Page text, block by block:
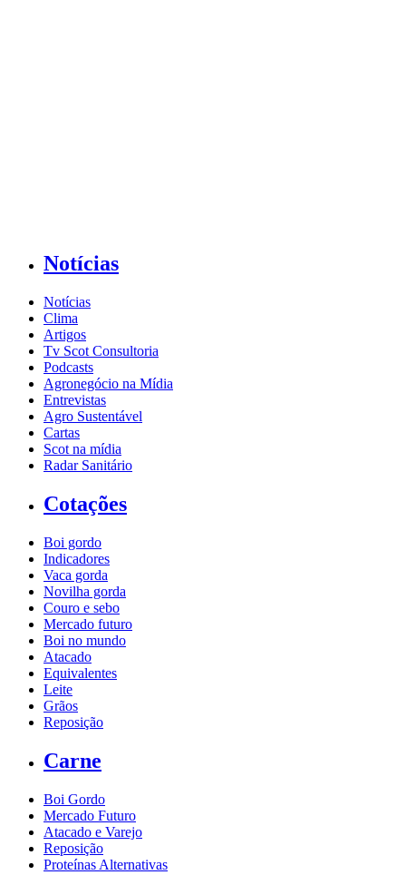
Notícias
Notícias
Clima
Artigos
Tv Scot Consultoria
Podcasts
Agronegócio na Mídia
Entrevistas
Agro Sustentável
Cartas
Scot na mídia
Radar Sanitário
Cotações
Boi gordo
Indicadores
Vaca gorda
Novilha gorda
Couro e sebo
Mercado futuro
Boi no mundo
Atacado
Equivalentes
Leite
Grãos
Reposição
Carne
Boi Gordo
Mercado Futuro
Atacado e Varejo
Reposição
Proteínas Alternativas